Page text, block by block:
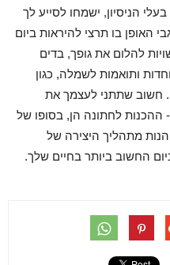
הניסיון, ישמחו לסייע לך
האופן בו תרצי להיראות ביום
להלום את גופך, בדים
ותואמות לשמלה, כגון
חשוב שתתני לעצמך את
לחתונה הן, בסופו של
מתהליך היצירה של
החשוב ביותר בחיים שלך.